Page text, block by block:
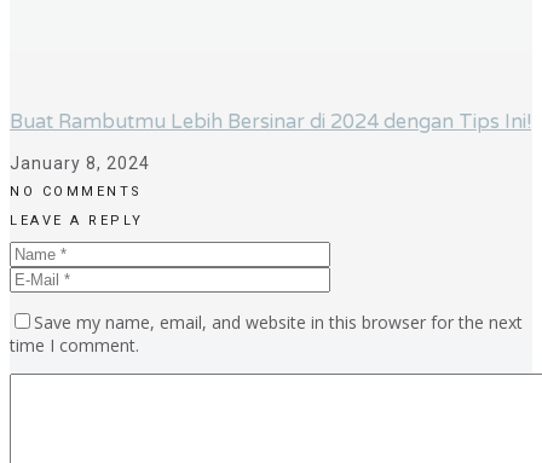
Buat Rambutmu Lebih Bersinar di 2024 dengan Tips Ini!
January 8, 2024
NO COMMENTS
LEAVE A REPLY
Save my name, email, and website in this browser for the next
time I comment.